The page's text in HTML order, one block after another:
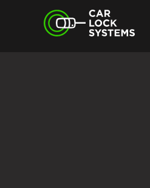
Car Lock Systems